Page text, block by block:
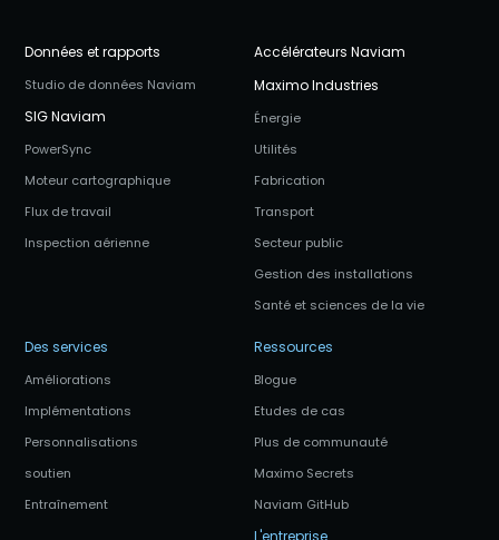
Données et rapports
Studio de données Naviam
SIG Naviam
PowerSync
Moteur cartographique
Flux de travail
Inspection aérienne
Accélérateurs Naviam
Maximo Industries
Énergie
Utilités
Fabrication
Transport
Secteur public
Gestion des installations
Santé et sciences de la vie
Des services
Améliorations
Implémentations
Personnalisations
soutien
Entraînement
Ressources
Blogue
Etudes de cas
Plus de communauté
Maximo Secrets
Naviam GitHub
L'entreprise